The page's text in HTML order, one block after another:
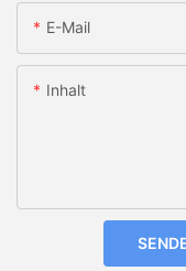
E-Mail
Inhalt